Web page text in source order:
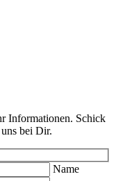
Informationen. Schick
bei Dir.
Name